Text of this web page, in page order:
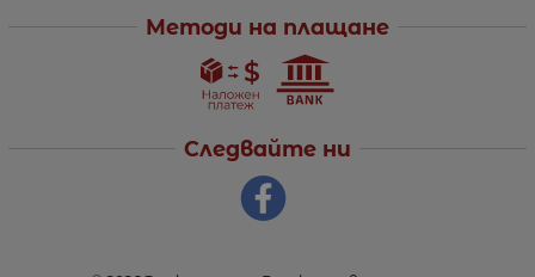
Методи на плащане
Следвайте ни